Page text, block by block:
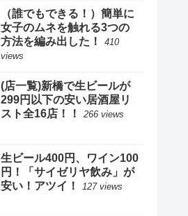
（誰でもできる！）簡単に
女子のムネを触れる3つの
方法を編み出した！
410
views
(店一覧)新橋で生ビールが
299円以下の安い居酒屋リ
スト全16店！！
266 views
生ビール400円、ワイン100
円！「サイゼリヤ飲み」が
安い！アツイ！
127 views